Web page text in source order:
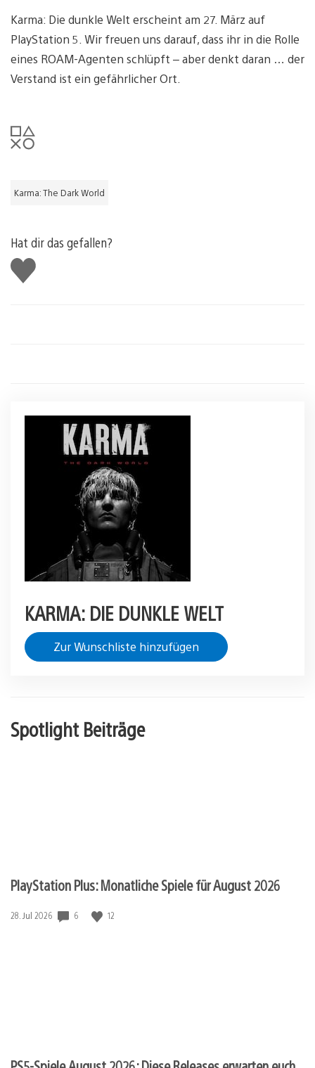
Karma: Die dunkle Welt erscheint am 27. März auf
PlayStation 5. Wir freuen uns darauf, dass ihr in die Rolle
eines ROAM-Agenten schlüpft – aber denkt daran … der
Verstand ist ein gefährlicher Ort.
Karma: The Dark World
Hat dir das gefallen?
Gefällt
mir
KARMA: DIE DUNKLE WELT
Zur Wunschliste hinzufügen
Spotlight Beiträge
PlayStation Plus: Monatliche Spiele für August 2026
Veröffentlichungsdatum:
28. Jul 2026 6 12